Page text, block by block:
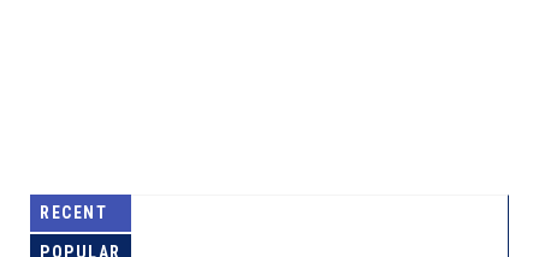
RECENT
POPULAR